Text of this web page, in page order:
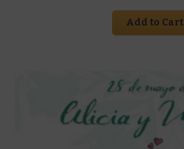
Add to Cart